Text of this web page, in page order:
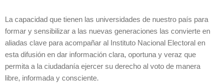
La capacidad que tienen las universidades de nuestro país para
formar y sensibilizar a las nuevas generaciones las convierte en
aliadas clave para acompañar al Instituto Nacional Electoral en
esta difusión en dar información clara, oportuna y veraz que
permita a la ciudadanía ejercer su derecho al voto de manera
libre, informada y consciente.